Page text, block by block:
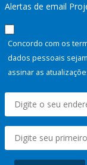
Alertas de email
Concordo com os
dados pessoais
assinar as